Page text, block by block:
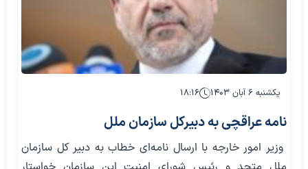
یکشنبه ۶ آبان ۱۴۰۳ ۱۸:۱۶
نامه عراقچی به دبیرکل سازمان ملل
وزیر امور خارجه با ارسال نامه‌ای خطاب به دبیر کل سازمان